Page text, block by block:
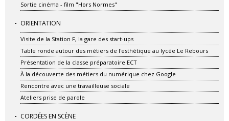
Sortie cinéma - film "Hors Normes"
ORIENTATION
Visite de la Station F, la gare des start-ups
Table ronde autour des métiers de l'esthétique au lycée Le Rebours
Présentation de la classe préparatoire ECT
À la découverte des métiers du numérique chez Google
Rencontre avec une travailleuse sociale
Ateliers prise de parole
CORDÉES EN SCÈNE